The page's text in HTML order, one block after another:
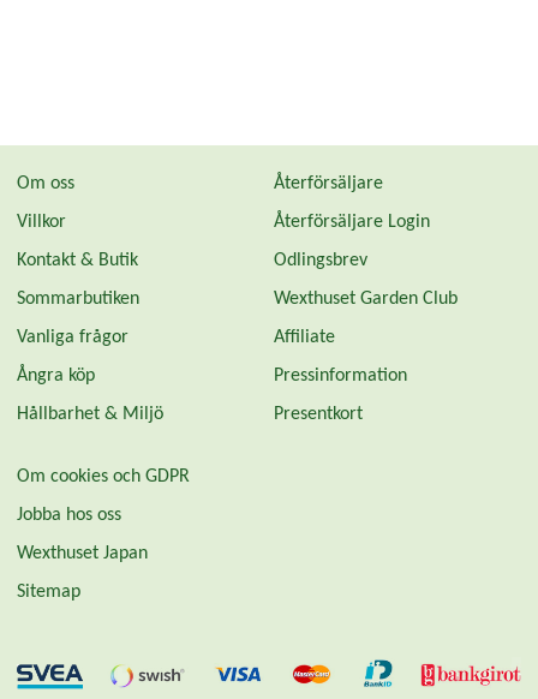
Om oss
Villkor
Kontakt & Butik
Sommarbutiken
Vanliga frågor
Ångra köp
Hållbarhet & Miljö
Återförsäljare
Återförsäljare Login
Odlingsbrev
Wexthuset Garden Club
Affiliate
Pressinformation
Presentkort
Om cookies och GDPR
Jobba hos oss
Wexthuset Japan
Sitemap